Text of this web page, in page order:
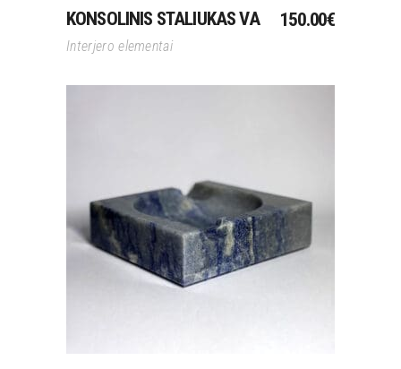
KONSOLINIS STALIUKAS VA 150.00€
Interjero elementai
Į Krepšelį